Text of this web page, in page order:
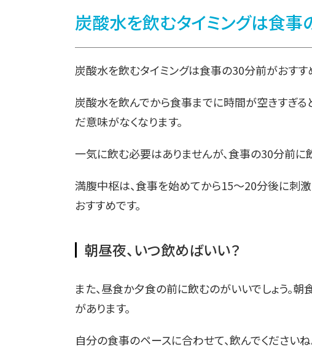
炭酸水を飲むタイミングは食事
炭酸水を飲むタイミングは食事の30分前がおすす
炭酸水を飲んでから食事までに時間が空きすぎる
だ意味がなくなります。
一気に飲む必要はありませんが、食事の30分前に飲
満腹中枢は、食事を始めてから15～20分後に刺激
おすすめです。
朝昼夜、いつ飲めばいい？
また、昼食か夕食の前に飲むのがいいでしょう。
があります。
自分の食事のペースに合わせて、飲んでくださいね